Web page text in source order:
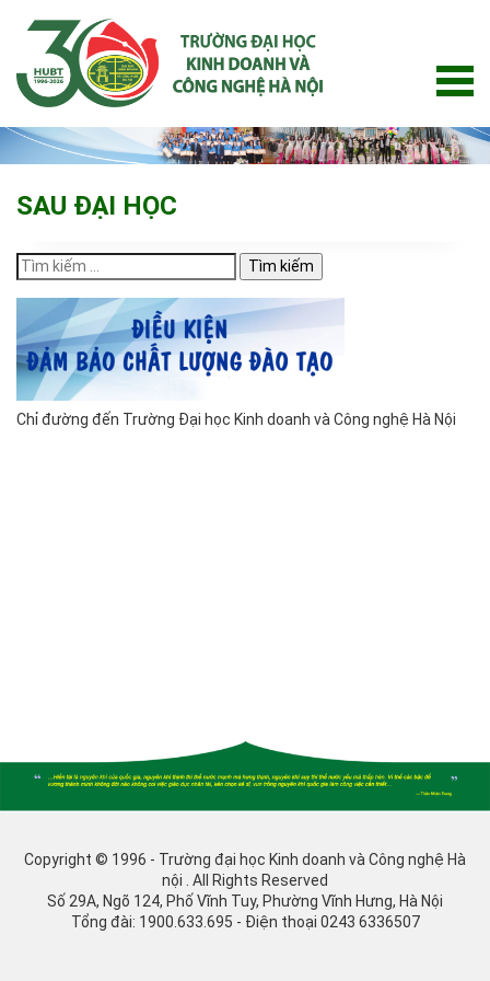
content
SAU ĐẠI HỌC
Tìm
kiếm
cho:
Chỉ đường đến Trường Đại học Kinh doanh và Công nghệ Hà Nội
Copyright © 1996 - Trường đại học Kinh doanh và Công nghệ Hà
nội . All Rights Reserved
Số 29A, Ngõ 124, Phố Vĩnh Tuy, Phường Vĩnh Hưng, Hà Nội
Tổng đài: 1900.633.695 - Điện thoại 0243 6336507